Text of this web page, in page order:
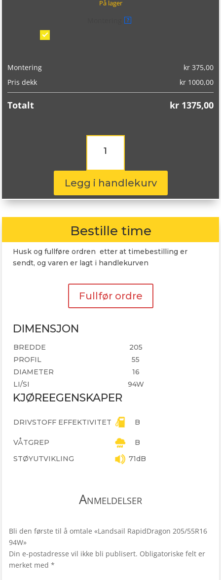
På lager
?
Montering kr375,00
Pris dekk
kr1000,00
Totalt kr1375,00
Landsail
RapidDragon
94W
antall
Legg i handlekurv
Bestille time
Husk og fullføre ordren etter at timebestilling er
sendt, og varen er lagt i handlekurven
Fullfør ordre
DIMENSJON
BREDDE
205
PROFIL
55
DIAMETER
16
LI/SI
94W
KJØREEGENSKAPER
DRIVSTOFF EFFEKTIVITET B
VÅTGREP
B
STØYUTVIKLING
71dB
Anmeldelser
Bli den første til å omtale «Landsail RapidDragon 205/55R16
94W»
Din e-postadresse vil ikke bli publisert. Obligatoriske felt er
merket med *